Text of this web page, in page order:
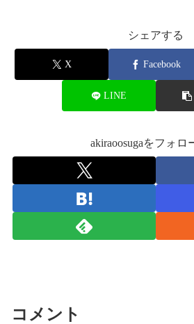
シェアする
X Facebook
LINE
akiraoosugaをフォロ
コメント